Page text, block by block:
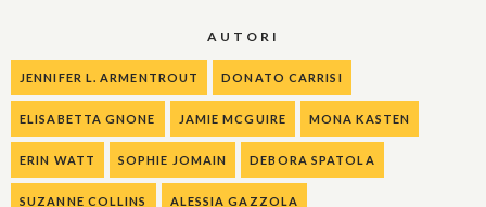
AUTORI
JENNIFER L. ARMENTROUT DONATO CARRISI
ELISABETTA GNONE JAMIE MCGUIRE MONA KASTEN
ERIN WATT SOPHIE JOMAIN DEBORA SPATOLA
SUZANNE COLLINS ALESSIA GAZZOLA